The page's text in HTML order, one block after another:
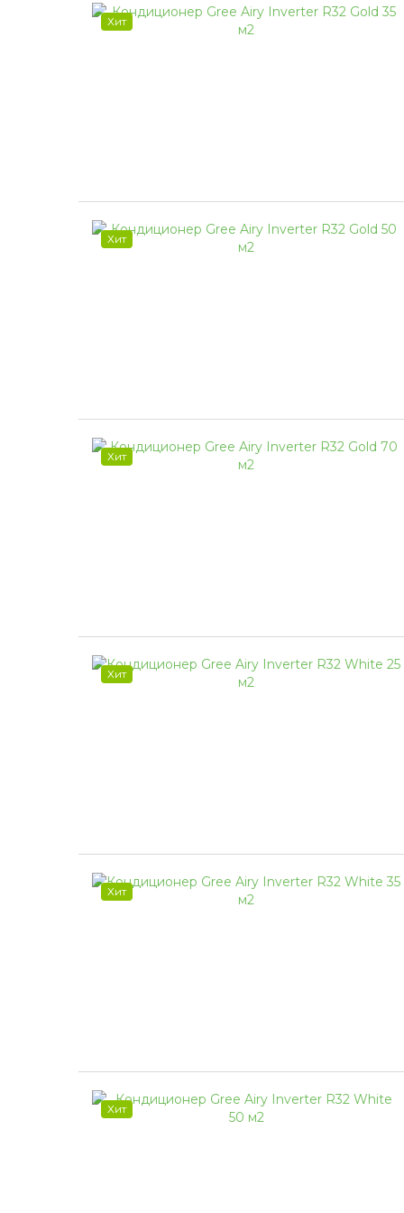
Хит
Хит
Хит
Хит
Хит
Хит